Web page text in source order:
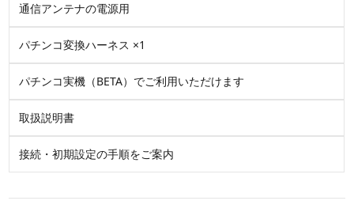
通信アンテナの電源用
パチンコ変換ハーネス ×1
パチンコ実機（BETA）でご利用いただけます
取扱説明書
接続・初期設定の手順をご案内